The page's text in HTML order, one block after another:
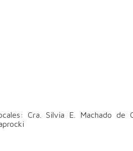
Cra. Silvia E. Machado de